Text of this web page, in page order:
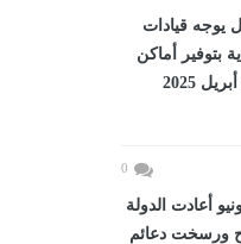
يوجه قيادات
بتوفير أماكن
في رحلات...اليوم الأربعاء، 2 أبريل 2025
0
ثورة 30 يونيو أعادت الدولة
ورسخت دعائم